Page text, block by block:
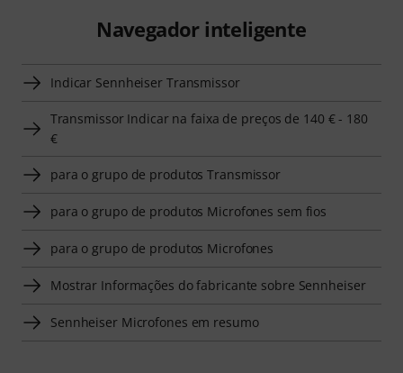
Navegador inteligente
Indicar Sennheiser Transmissor
Transmissor Indicar na faixa de preços de 140 € - 180
€
para o grupo de produtos Transmissor
para o grupo de produtos Microfones sem fios
para o grupo de produtos Microfones
Mostrar Informações do fabricante sobre Sennheiser
Sennheiser Microfones em resumo